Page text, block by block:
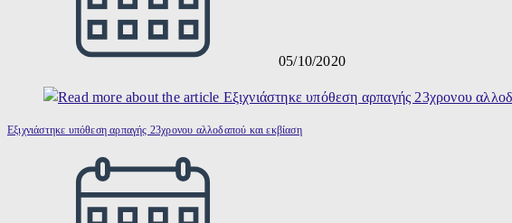
05/10/2020
Εξιχνιάστηκε υπόθεση αρπαγής 23χρονου αλλοδαπού και εκβίαση